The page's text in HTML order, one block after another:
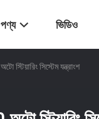
পণ্য ভিডিও
সিস্টেম যন্ত্রাংশ